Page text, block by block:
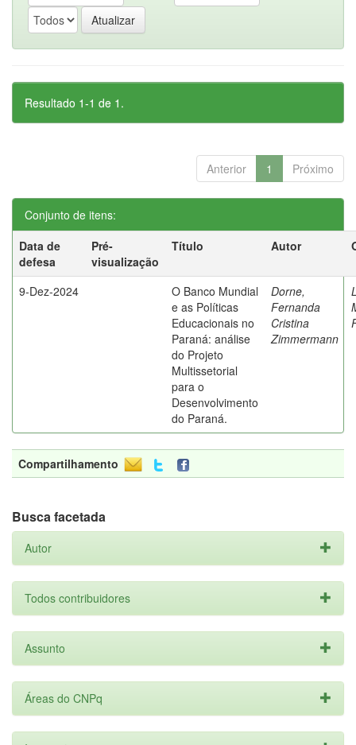
Resultado 1-1 de 1.
Anterior 1 Próximo
Conjunto de itens:
Data de
defesa
Pré-
visualização
Título Autor
9-Dez-2024
O Banco Mundial
e as Políticas
Educacionais no
Paraná: análise
do Projeto
Multissetorial
para o
Desenvolvimento
do Paraná.
Dorne,
Fernanda
Cristina
Zimmermann
Compartilhamento
Busca facetada
Autor
Todos contribuidores
Assunto
Áreas do CNPq